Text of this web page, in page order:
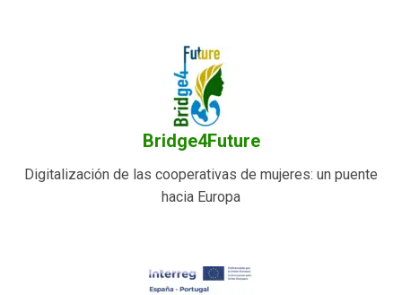
Bridge4Future
Digitalización de las cooperativas de mujeres: un puente
hacia Europa